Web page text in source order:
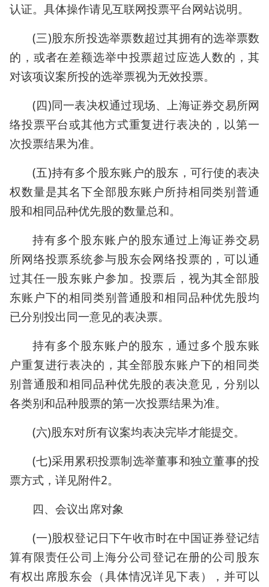
认证。具体操作请见互联网投票平台网站说明。
(三)股东所投选举票数超过其拥有的选举票数
的，或者在差额选举中投票超过应选人数的，其
对该项议案所投的选举票视为无效投票。
(四)同一表决权通过现场、上海证券交易所网
络投票平台或其他方式重复进行表决的，以第一
次投票结果为准。
(五)持有多个股东账户的股东，可行使的表决
权数量是其名下全部股东账户所持相同类别普通
股和相同品种优先股的数量总和。
持有多个股东账户的股东通过上海证券交易
所网络投票系统参与股东会网络投票的，可以通
过其任一股东账户参加。投票后，视为其全部股
东账户下的相同类别普通股和相同品种优先股均
已分别投出同一意见的表决票。
持有多个股东账户的股东，通过多个股东账
户重复进行表决的，其全部股东账户下的相同类
别普通股和相同品种优先股的表决意见，分别以
各类别和品种股票的第一次投票结果为准。
(六)股东对所有议案均表决完毕才能提交。
(七)采用累积投票制选举董事和独立董事的投
票方式，详见附件2。
四、会议出席对象
(一)股权登记日下午收市时在中国证券登记结
算有限责任公司上海分公司登记在册的公司股东
有权出席股东会（具体情况详见下表），并可以